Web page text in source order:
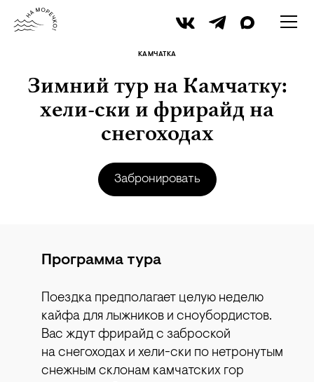
КАМЧАТКА
Зимний тур на Камчатку:
хели-ски и фрирайд на
снегоходах
Забронировать
Программа тура
Поездка предполагает целую неделю
кайфа для лыжников и сноубордистов.
Вас ждут фрирайд с заброской
на снегоходах и хели-ски по нетронутым
снежным склонам камчатских гор